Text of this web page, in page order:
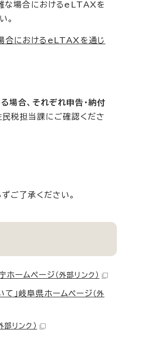
な場合におけるeLTAXを
。
合におけるeLTAXを通じ
場合、それぞれ申告・納付
民税担当課にご確認くださ
ご了承ください。
ホームページ （外部リンク）
」岐阜県ホームページ （外
部リンク）